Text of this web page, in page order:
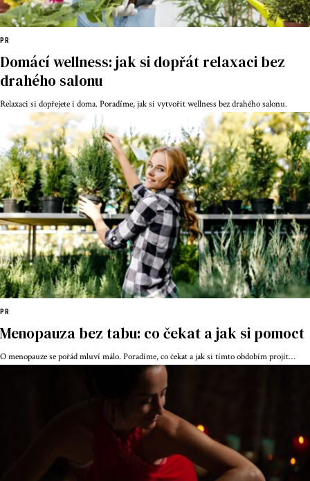
PR
Domácí wellness: jak si dopřát relaxaci bez
drahého salonu
Relaxaci si dopřejete i doma. Poradíme, jak si vytvořit wellness bez drahého salonu.
PR
Menopauza bez tabu: co čekat a jak si pomoct
O menopauze se pořád mluví málo. Poradíme, co čekat a jak si tímto obdobím projít…